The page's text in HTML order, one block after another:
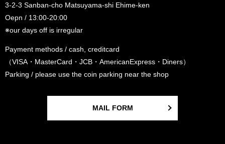
3-2-3 Sanban-cho Matsuyama-shi Ehime-ken
Oepn / 13:00-20:00
※our days off is irregular
Payment methods / cash, creditcard
（VISA・MasterCard・JCB・AmericanExpress・Diners）
Parking / please use the coin parking near the shop
MAIL FORM